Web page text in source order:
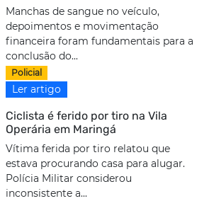
Manchas de sangue no veículo,
depoimentos e movimentação
financeira foram fundamentais para a
conclusão do...
Policial
Ler artigo
Ciclista é ferido por tiro na Vila
Operária em Maringá
Vítima ferida por tiro relatou que
estava procurando casa para alugar.
Polícia Militar considerou
inconsistente a...